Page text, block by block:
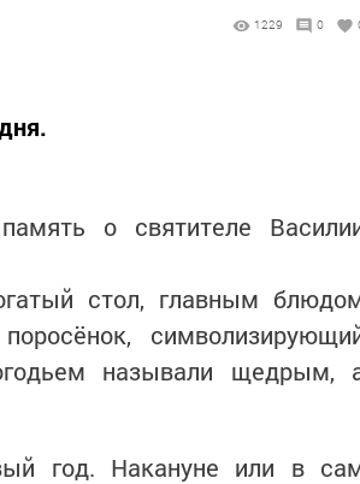
1229 0
о святителе
стол, главным
называли щедрым,
год. Накануне или в